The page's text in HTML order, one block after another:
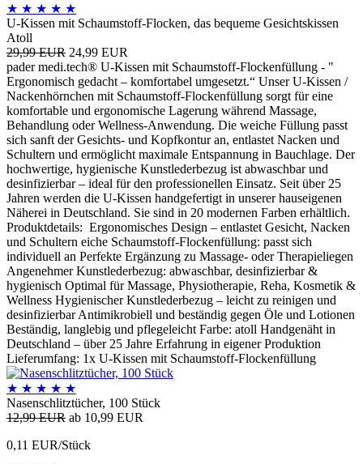
★ ★ ★ ★ ★
U-Kissen mit Schaumstoff-Flocken, das bequeme Gesichtskissen
Atoll
29,99 EUR 24,99 EUR
pader medi.tech® U-Kissen mit Schaumstoff-Flockenfüllung - "
Ergonomisch gedacht – komfortabel umgesetzt.“ Unser U-Kissen /
Nackenhörnchen mit Schaumstoff-Flockenfüllung sorgt für eine
komfortable und ergonomische Lagerung während Massage,
Behandlung oder Wellness-Anwendung. Die weiche Füllung passt
sich sanft der Gesichts- und Kopfkontur an, entlastet Nacken und
Schultern und ermöglicht maximale Entspannung in Bauchlage. Der
hochwertige, hygienische Kunstlederbezug ist abwaschbar und
desinfizierbar – ideal für den professionellen Einsatz. Seit über 25
Jahren werden die U-Kissen handgefertigt in unserer hauseigenen
Näherei in Deutschland. Sie sind in 20 modernen Farben erhältlich.
Produktdetails: Ergonomisches Design – entlastet Gesicht, Nacken
und Schultern eiche Schaumstoff-Flockenfüllung: passt sich
individuell an Perfekte Ergänzung zu Massage- oder Therapieliegen
Angenehmer Kunstlederbezug: abwaschbar, desinfizierbar &
hygienisch Optimal für Massage, Physiotherapie, Reha, Kosmetik &
Wellness Hygienischer Kunstlederbezug – leicht zu reinigen und
desinfizierbar Antimikrobiell und beständig gegen Öle und Lotionen
Beständig, langlebig und pflegeleicht Farbe: atoll Handgenäht in
Deutschland – über 25 Jahre Erfahrung in eigener Produktion
Lieferumfang: 1x U-Kissen mit Schaumstoff-Flockenfüllung
★ ★ ★ ★ ★
Nasenschlitztücher, 100 Stück
12,99 EUR ab 10,99 EUR
0,11 EUR/Stück